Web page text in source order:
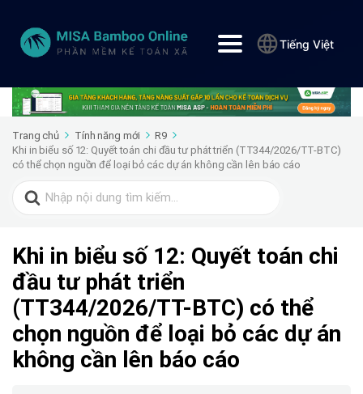
Tiếng Việt
Trang chủ Tính năng mới
R9
Khi in biểu số 12: Quyết toán chi đầu tư phát triển (TT344/2026/TT-BTC)
có thể chọn nguồn để loại bỏ các dự án không cần lên báo cáo
Search
for:
Khi in biểu số 12: Quyết toán chi
đầu tư phát triển
(TT344/2026/TT-BTC) có thể
chọn nguồn để loại bỏ các dự án
không cần lên báo cáo